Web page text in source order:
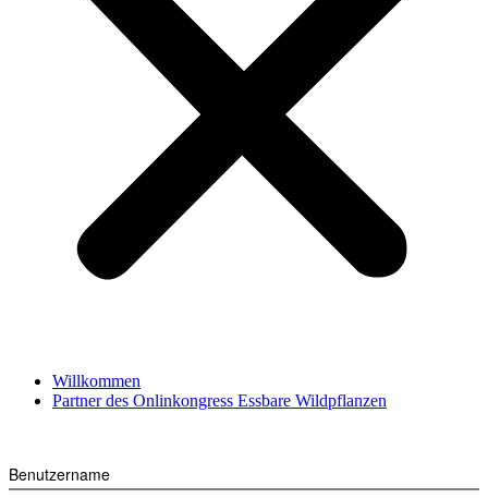
Willkommen
Partner des Onlinkongress Essbare Wildpflanzen
Benutzername